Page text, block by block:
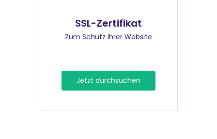
SSL-Zertifikat
Zum Schutz Ihrer Website
Jetzt durchsuchen